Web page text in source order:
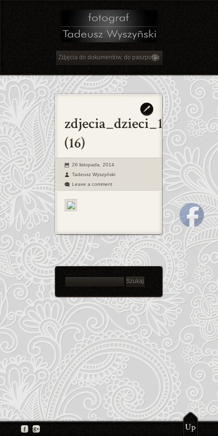
26 listopada, 2014
Tadeusz Wyszyński
Leave a comment